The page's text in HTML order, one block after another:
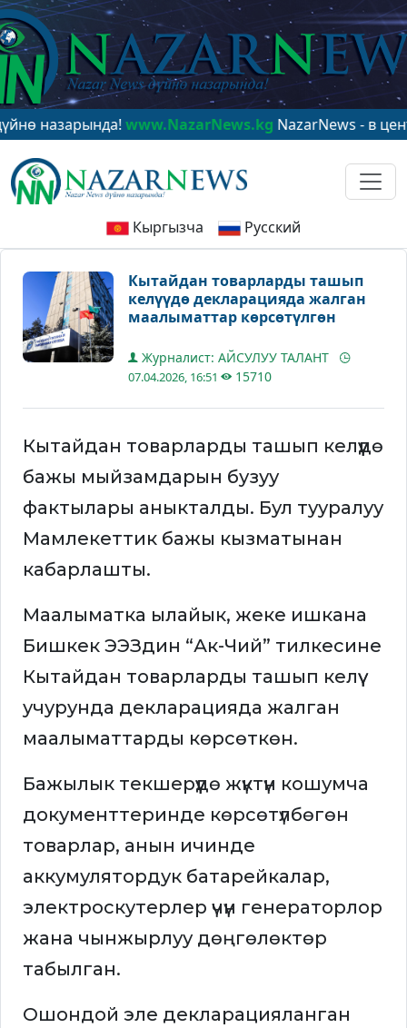
www.NazarNews.kgNazarNews - в центре
Кыргызча Русский
Кытайдан товарларды ташып
келүүдө декларацияда жалган
маалыматтар көрсөтүлгөн
Журналист: АЙСУЛУУ ТАЛАНТ
07.04.2026, 16:51 15710
Кытайдан товарларды ташып келүүдө
бажы мыйзамдарын бузуу
фактылары аныкталды. Бул тууралуу
Мамлекеттик бажы кызматынан
кабарлашты.
Маалыматка ылайык, жеке ишкана
Бишкек ЭЭЗдин “Ак-Чий” тилкесине
Кытайдан товарларды ташып келүү
учурунда декларацияда жалган
маалыматтарды көрсөткөн.
Бажылык текшерүүдө жүктүн кошумча
документтеринде көрсөтүлбөгөн
товарлар, анын ичинде
аккумулятордук батарейкалар,
электроскутерлер үчүн генераторлор
жана чынжырлуу дөңгөлөктөр
табылган.
Ошондой эле декларацияланган